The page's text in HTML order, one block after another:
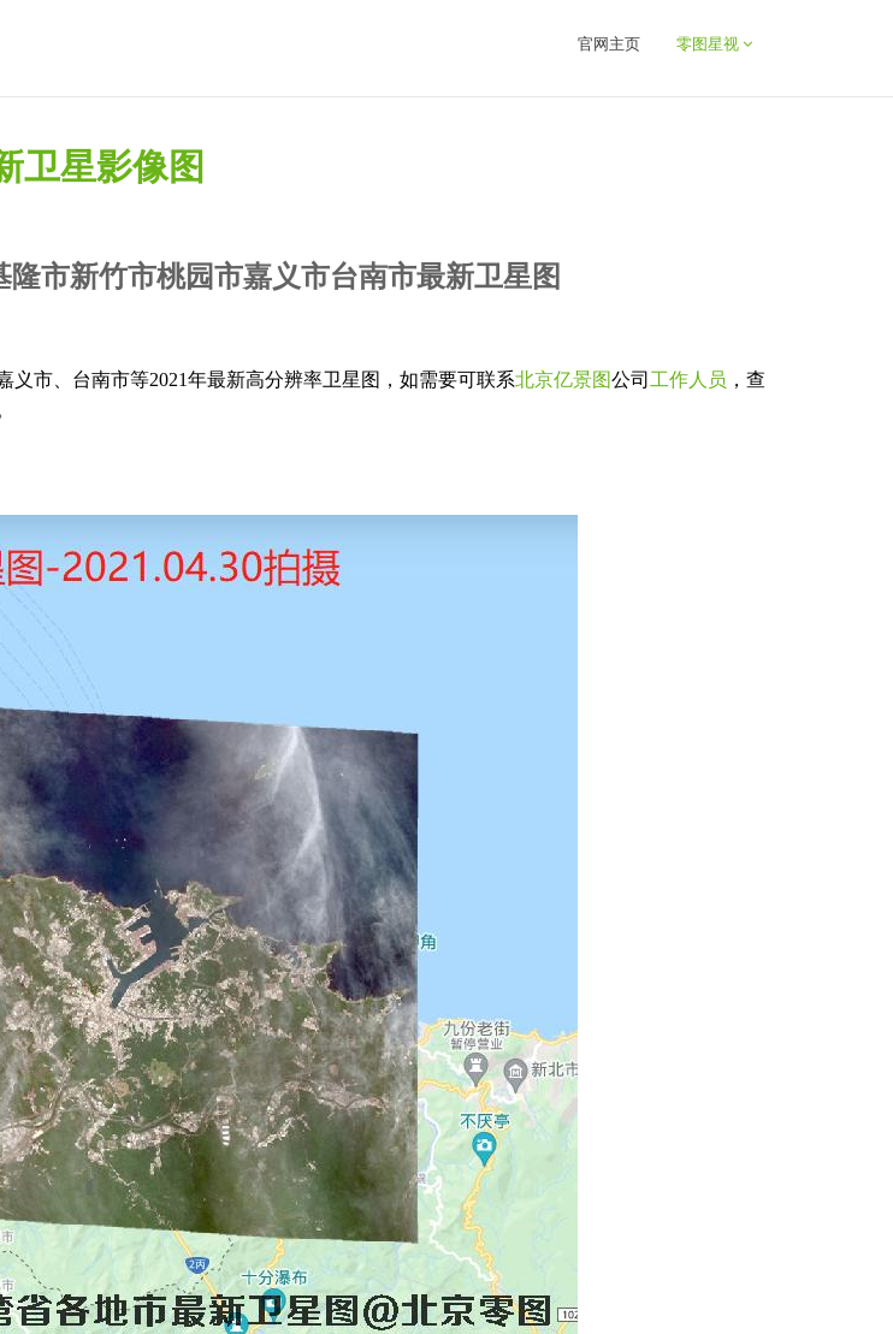
官网主页 零图星视
卫星影像图
市新竹市桃园市嘉义市台南市最新卫星图
市、台南市等2021年最新高分辨率卫星图，如需要可联系北京亿景图公司 工作人员 ，查